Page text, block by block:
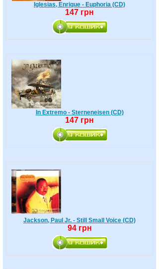
Iglesias, Enrique - Euphoria (CD)
147 грн
In Extremo - Sterneneisen (CD)
147 грн
Jackson, Paul Jr. - Still Small Voice (CD)
94 грн